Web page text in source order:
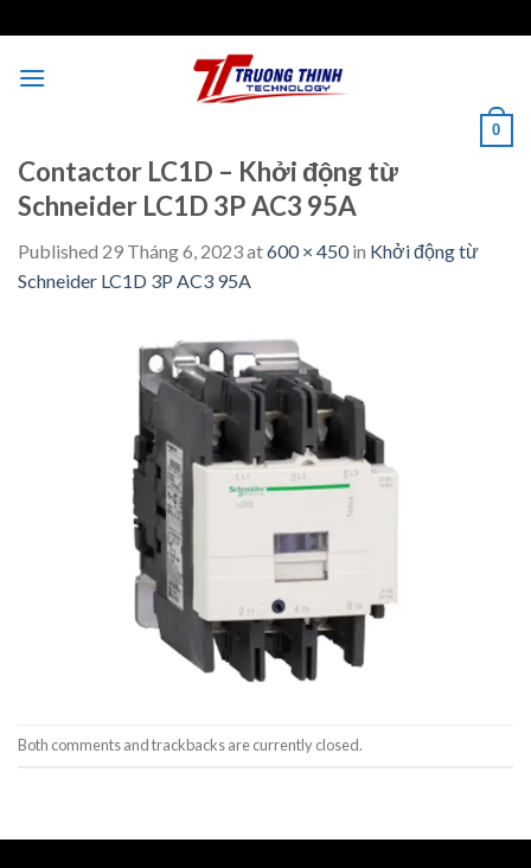
to
content
0
Contactor LC1D – Khởi động từ
Schneider LC1D 3P AC3 95A
Published 29 Tháng 6, 2023at600 × 450in Khởi động từ
Schneider LC1D 3P AC3 95A
Both comments and trackbacks are currently closed.